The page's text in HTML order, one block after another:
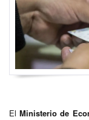
ElMinisterio de